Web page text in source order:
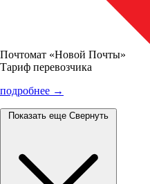
Почтомат «Новой Почты»
Тариф перевозчика
подробнее →
Показать еще Свернуть